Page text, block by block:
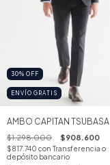
30% OFF
ENVÍO GRATIS
AMBO CAPITAN TSUBASA
$1.298.000 $908.600
$817.740 con Transferencia o
depósito bancario